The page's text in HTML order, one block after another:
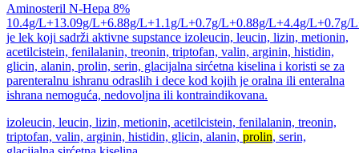
Aminosteril N-Hepa 8%
10.4g/L+13.09g/L+6.88g/L+1.1g/L+0.7g/L+0.88g/L+4.4g/
je lek koji sadrži aktivne supstance izoleucin, leucin, lizin, metionin,
acetilcistein, fenilalanin, treonin, triptofan, valin, arginin, histidin,
glicin, alanin, prolin, serin, glacijalna sirćetna kiselina i koristi se za
parenteralnu ishranu odraslih i dece kod kojih je oralna ili enteralna
ishrana nemoguća, nedovoljna ili kontraindikovana.
izoleucin, leucin, lizin, metionin, acetilcistein, fenilalanin, treonin,
triptofan, valin, arginin, histidin, glicin, alanin, prolin, serin,